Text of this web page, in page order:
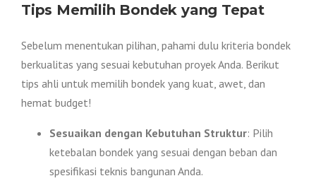
Tips Memilih Bondek yang Tepat
Sebelum menentukan pilihan, pahami dulu kriteria bondek
berkualitas yang sesuai kebutuhan proyek Anda. Berikut
tips ahli untuk memilih bondek yang kuat, awet, dan
hemat budget!
Sesuaikan dengan Kebutuhan Struktur: Pilih
ketebalan bondek yang sesuai dengan beban dan
spesifikasi teknis bangunan Anda.